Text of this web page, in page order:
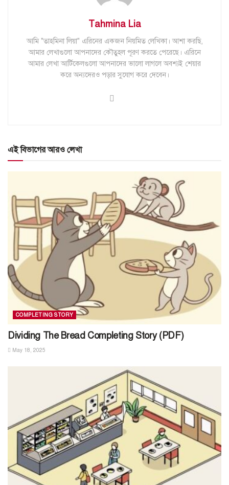
Tahmina Lia
আমি "তাহমিনা লিয়া" এরিনের একজন নিয়মিত লেখিকা। আশা করছি,
আমার লেখাগুলো আপনাদের কৌতুহল পূরণ করতে পেরেছে। এরিনে
আমার লেখা আর্টিকেলগুলো আপনাদের ভালো লাগলে অবশ্যই শেয়ার
করে অন্যদেরও পড়ার সুযোগ করে দেবেন।
এই বিভাগের আরও লেখা
COMPLETING STORY
Dividing The Bread Completing Story (PDF)
May 18, 2025